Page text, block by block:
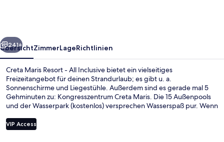
Weiter
241+
ÜbersichtZimmerLageRichtlinien
Creta Maris Resort - All Inclusive bietet ein vielseitiges
Freizeitangebot für deinen Strandurlaub; es gibt u. a.
Sonnenschirme und Liegestühle. Außerdem sind es gerade mal 5
Gehminuten zu: Kongresszentrum Creta Maris. Die 15 Außenpools
und der Wasserpark (kostenlos) versprechen Wasserspaß pur. Wenn
Wellnessbereich mit Tiefengewebe-Massagen, Ganzkörperwickeln
und Gesichtsbehandlungen verwöhnen lassen. Enomy, eins von 7
VIP Access